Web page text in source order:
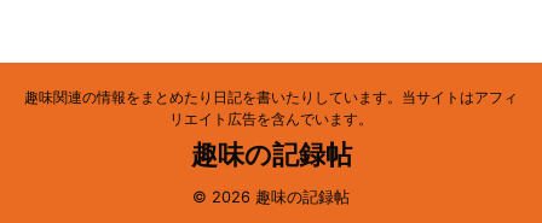
趣味関連の情報をまとめたり日記を書いたりしています。当サイトはアフィ
リエイト広告を含んでいます。
趣味の記録帖
© 2026 趣味の記録帖